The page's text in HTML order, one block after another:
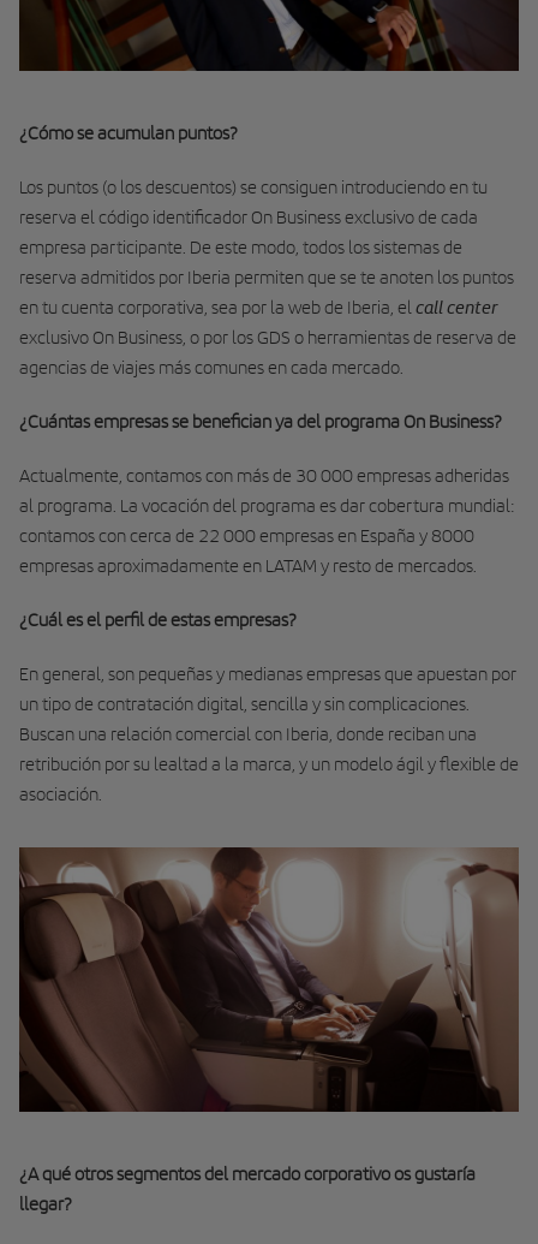
¿Cómo se acumulan puntos?
Los puntos (o los descuentos) se consiguen introduciendo en tu
reserva el código identificador On Business exclusivo de cada
empresa participante. De este modo, todos los sistemas de
reserva admitidos por Iberia permiten que se te anoten los puntos
en tu cuenta corporativa, sea por la web de Iberia, el call center
exclusivo On Business, o por los GDS o herramientas de reserva de
agencias de viajes más comunes en cada mercado.
¿Cuántas empresas se benefician ya del programa On Business?
Actualmente, contamos con más de 30 000 empresas adheridas
al programa. La vocación del programa es dar cobertura mundial:
contamos con cerca de 22 000 empresas en España y 8000
empresas aproximadamente en LATAM y resto de mercados.
¿Cuál es el perfil de estas empresas?
En general, son pequeñas y medianas empresas que apuestan por
un tipo de contratación digital, sencilla y sin complicaciones.
Buscan una relación comercial con Iberia, donde reciban una
retribución por su lealtad a la marca, y un modelo ágil y flexible de
asociación.
¿A qué otros segmentos del mercado corporativo os gustaría
llegar?